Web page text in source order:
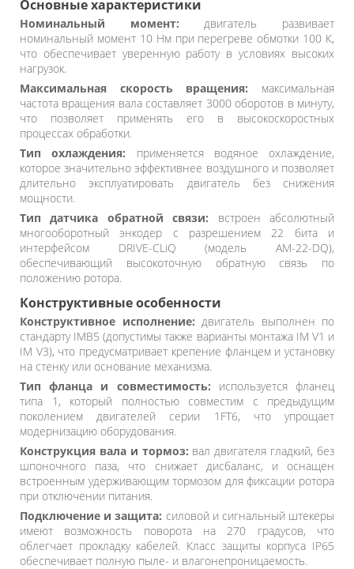
Основные характеристики
Номинальный момент: двигатель развивает
номинальный момент 10 Нм при перегреве обмотки 100 К,
что обеспечивает уверенную работу в условиях высоких
нагрузок.
Максимальная скорость вращения: максимальная
частота вращения вала составляет 3000 оборотов в минуту,
что позволяет применять его в высокоскоростных
процессах обработки.
Тип охлаждения: применяется водяное охлаждение,
которое значительно эффективнее воздушного и позволяет
длительно эксплуатировать двигатель без снижения
мощности.
Тип датчика обратной связи: встроен абсолютный
многооборотный энкодер с разрешением 22 бита и
интерфейсом DRIVE-CLiQ (модель AM-22-DQ),
обеспечивающий высокоточную обратную связь по
положению ротора.
Конструктивные особенности
Конструктивное исполнение: двигатель выполнен по
стандарту IMB5 (допустимы также варианты монтажа IM V1 и
IM V3), что предусматривает крепение фланцем и установку
на стенку или основание механизма.
Тип фланца и совместимость: используется фланец
типа 1, который полностью совместим с предыдущим
поколением двигателей серии 1FT6, что упрощает
модернизацию оборудования.
Конструкция вала и тормоз: вал двигателя гладкий, без
шпоночного паза, что снижает дисбаланс, и оснащен
встроенным удерживающим тормозом для фиксации ротора
при отключении питания.
Подключение и защита: силовой и сигнальный штекеры
имеют возможность поворота на 270 градусов, что
облегчает прокладку кабелей. Класс защиты корпуса IP65
обеспечивает полную пыле- и влагонепроницаемость.